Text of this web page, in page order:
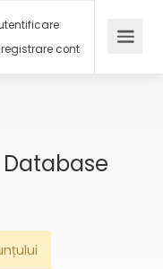
Autentificare
Înregistrare cont